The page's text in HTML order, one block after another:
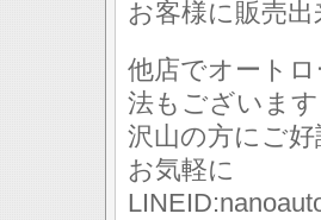
お客様に販売
他店でオート
法もございま
沢山の方にご
お気軽に